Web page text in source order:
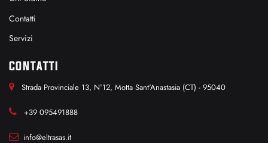
Contatti
Servizi
CONTATTI
Strada Provinciale 13, N°12, Motta Sant'Anastasia (CT) - 95040
+39 095491888
info@eltrasas.it